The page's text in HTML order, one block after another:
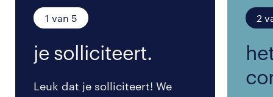
1 van 5
je solliciteert.
Leuk dat je solliciteert! We
2